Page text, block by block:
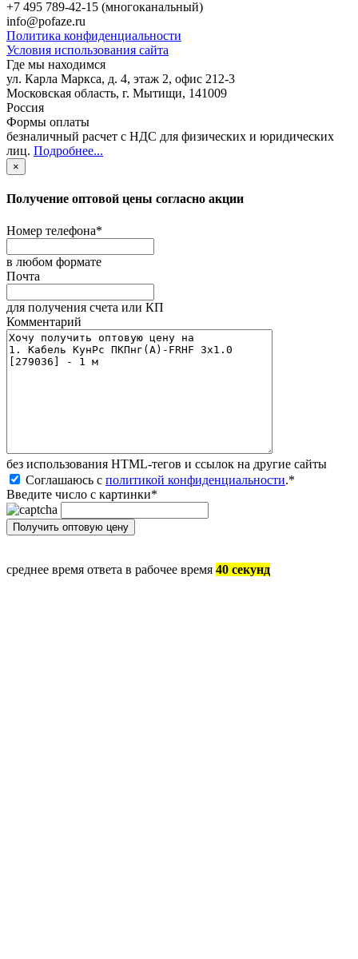
+7 495 789-42-15 (многоканальный)
info@pofaze.ru
Политика конфиденциальности
Условия использования сайта
Где мы находимся
ул. Карла Маркса, д. 4, этаж 2, офис 212-3
Московская область, г. Мытищи, 141009
Россия
Формы оплаты
безналичный расчет с НДС для физических и юридических
лиц. Подробнее...
×
Получение оптовой цены согласно акции
Номер телефона*
в любом формате
Почта
для получения счета или КП
Комментарий
без иcпользования HTML-тегов и ссылок на другие сайты
Соглашаюсь с политикой конфиденциальности.*
Введите число с картинки*
среднее время ответа в рабочее время 40 секунд